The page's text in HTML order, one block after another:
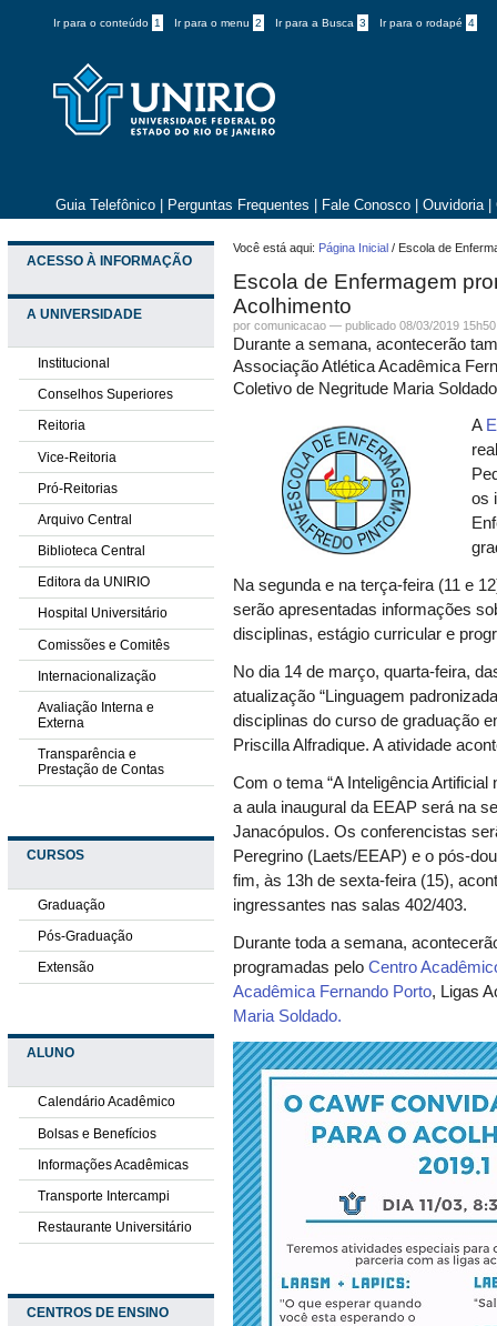
Ir para o conteúdo 1 Ir para o menu 2 Ir para a Busca 3 Ir para o rodapé 4
Guia Telefônico Perguntas Frequentes Fale Conosco Ouvidoria
ACESSO À INFORMAÇÃO
A UNIVERSIDADE
Institucional
Conselhos Superiores
Reitoria
Vice-Reitoria
Pró-Reitorias
Arquivo Central
Biblioteca Central
Editora da UNIRIO
Hospital Universitário
Comissões e Comitês
Internacionalização
Avaliação Interna e
Externa
Transparência e
Prestação de Contas
CURSOS
Graduação
Pós-Graduação
Extensão
ALUNO
Calendário Acadêmico
Bolsas e Benefícios
Informações Acadêmicas
Transporte Intercampi
Restaurante Universitário
CENTROS DE ENSINO
Você está aqui: Página Inicial / Escola de
Escola de Enfermagem
Acolhimento
por comunicacao —publicado 08/03/2019
Durante a semana, acontecerão
Associação Atlética Acadêmica
Coletivo de Negritude Maria Soldado
A
os
Na segunda e na terça-feira (11 e
serão apresentadas informações
disciplinas, estágio curricular e
No dia 14 de março, quarta-feira,
atualização “Linguagem
disciplinas do curso de graduação
Priscilla Alfradique. A atividade
Com o tema “A Inteligência
a aula inaugural da EEAP será na
Janacópulos. Os conferencistas
Peregrino (Laets/EEAP) e o pós-
fim, às 13h de sexta-feira (15),
ingressantes nas salas 402/403.
Durante toda a semana,
programadas peloCentro
Acadêmica Fernando Porto, Ligas
Maria Soldado.